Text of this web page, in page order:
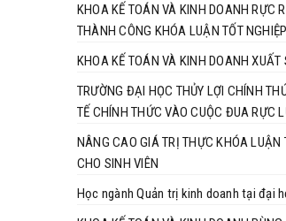
KHOA KẾ TOÁN VÀ KINH DOANH RỰC
THÀNH CÔNG KHÓA LUẬN TỐT NGHIỆP
KHOA KẾ TOÁN VÀ KINH DOANH
TRƯỜNG ĐẠI HỌC THỦY LỢI CHÍNH
TẾ CHÍNH THỨC VÀO CUỘC ĐUA RỰC
NÂNG CAO GIÁ TRỊ THỰC KHÓA LUẬN
CHO SINH VIÊN
Học ngành Quản trị kinh doanh tại đại